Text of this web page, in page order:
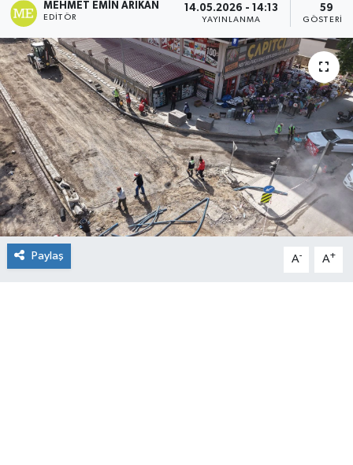
MEHMET EMIN ARIKAN
EDITÖR
14.05.2026 - 14:13
YAYINLANMA
59
GÖSTERIM
Paylaş A- A+